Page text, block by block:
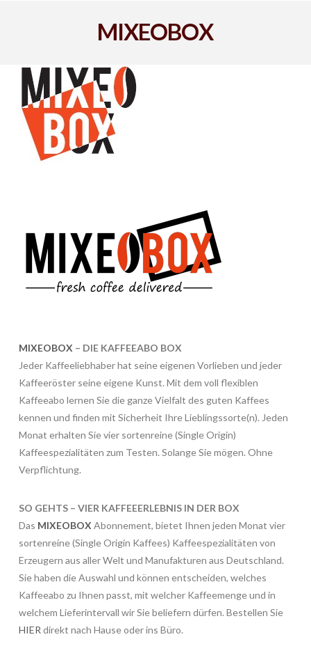
MIXEOBOX
MIXEOBOX – DIE KAFFEEABO BOX
Jeder Kaffeeliebhaber hat seine eigenen Vorlieben und jeder
Kaffeeröster seine eigene Kunst. Mit dem voll flexiblen
Kaffeeabo lernen Sie die ganze Vielfalt des guten Kaffees
kennen und finden mit Sicherheit Ihre Lieblingssorte(n). Jeden
Monat erhalten Sie vier sortenreine (Single Origin)
Kaffeespezialitäten zum Testen. Solange Sie mögen. Ohne
Verpflichtung.
SO GEHTS – VIER KAFFEEERLEBNIS IN DER BOX
Das MIXEOBOX Abonnement, bietet Ihnen jeden Monat vier
sortenreine (Single Origin Kaffees) Kaffeespezialitäten von
Erzeugern aus aller Welt und Manufakturen aus Deutschland.
Sie haben die Auswahl und können entscheiden, welches
Kaffeeabo zu Ihnen passt, mit welcher Kaffeemenge und in
welchem Lieferintervall wir Sie beliefern dürfen. Bestellen Sie
HIER direkt nach Hause oder ins Büro.